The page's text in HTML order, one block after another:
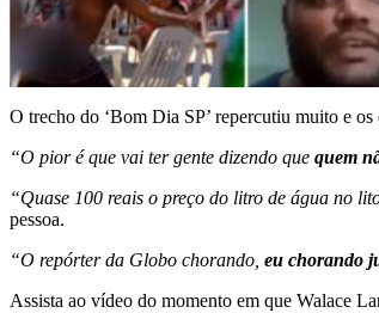
O trecho do ‘Bom Dia SP’ repercutiu muito e
“O pior é que vai ter gente dizendo que quem
“Quase 100 reais o preço do litro de água no
pessoa.
“O repórter da Globo chorando, eu chorando
Assista ao vídeo do momento em que Walace